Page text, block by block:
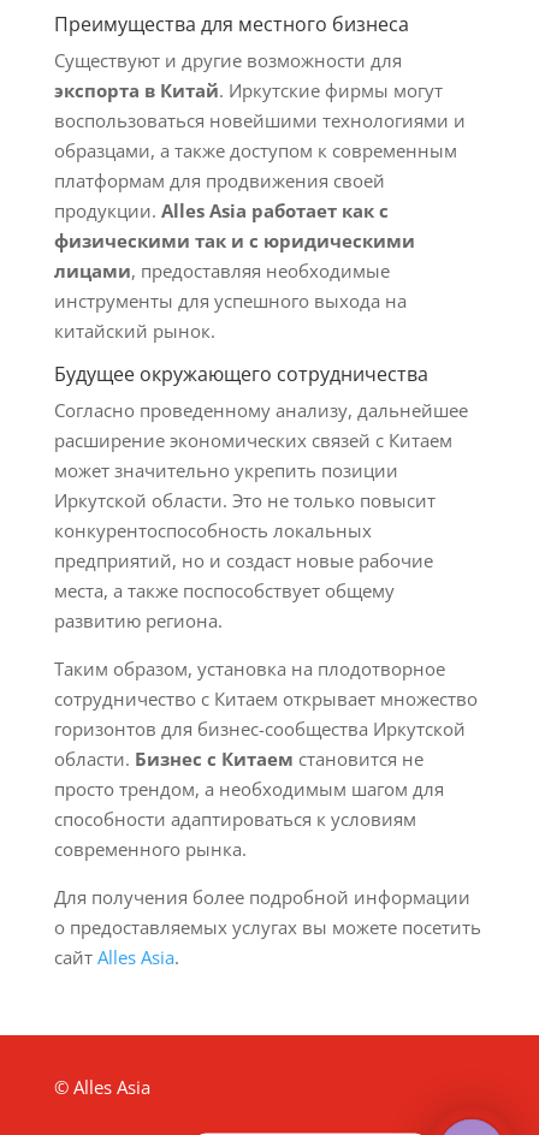
Преимущества для местного бизнеса
Существуют и другие возможности для
экспорта в Китай. Иркутские фирмы могут
воспользоваться новейшими технологиями и
образцами, а также доступом к современным
платформам для продвижения своей
продукции. Alles Asia работает как с
физическими так и с юридическими
лицами, предоставляя необходимые
инструменты для успешного выхода на
китайский рынок.
Будущее окружающего сотрудничества
Согласно проведенному анализу, дальнейшее
расширение экономических связей с Китаем
может значительно укрепить позиции
Иркутской области. Это не только повысит
конкурентоспособность локальных
предприятий, но и создаст новые рабочие
места, а также поспособствует общему
развитию региона.
Таким образом, установка на плодотворное
сотрудничество с Китаем открывает множество
горизонтов для бизнес-сообщества Иркутской
области. Бизнес с Китаем становится не
просто трендом, а необходимым шагом для
способности адаптироваться к условиям
современного рынка.
Для получения более подробной информации
о предоставляемых услугах вы можете посетить
сайт Alles Asia.
© Alles Asia